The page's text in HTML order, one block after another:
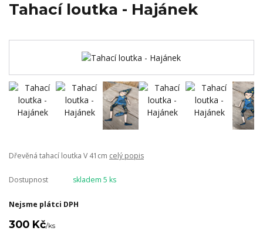
Tahací loutka - Hajánek
Dřevěná tahací loutka V 41cm celý popis
Dostupnost skladem 5 ks
Nejsme plátci DPH
300 Kč/ks